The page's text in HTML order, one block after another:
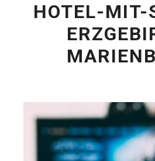
HOTEL-MIT-